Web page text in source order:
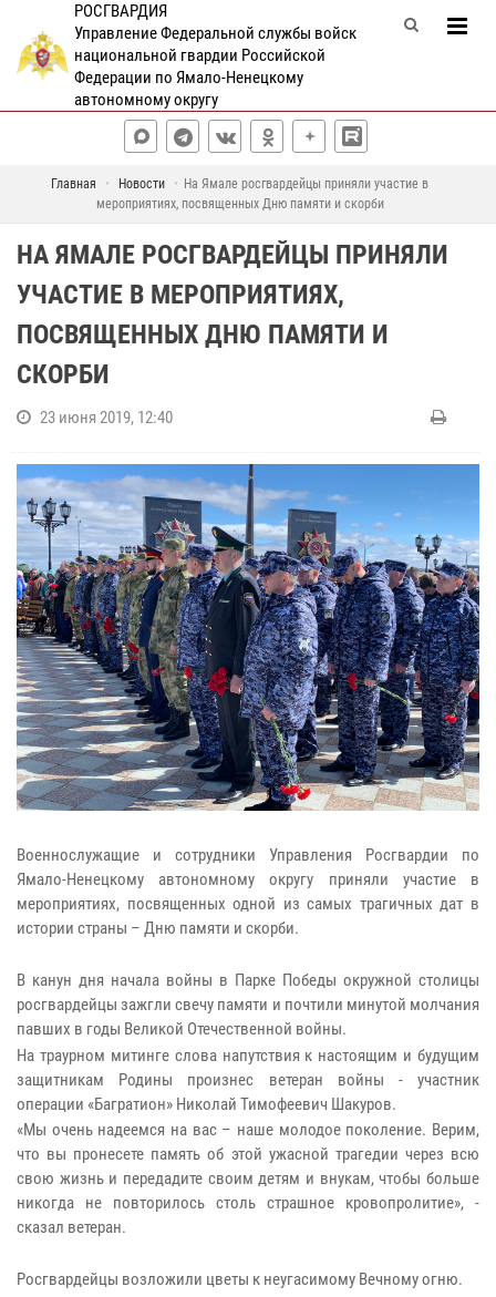
РОСГВАРДИЯ
Управление Федеральной службы войск
национальной гвардии Российской
Федерации по Ямало-Ненецкому
автономному округу
Главная Новости
На Ямале росгвардейцы приняли участие в
мероприятиях, посвященных Дню памяти и скорби
НА ЯМАЛЕ РОСГВАРДЕЙЦЫ ПРИНЯЛИ
УЧАСТИЕ В МЕРОПРИЯТИЯХ,
ПОСВЯЩЕННЫХ ДНЮ ПАМЯТИ И
СКОРБИ
23 июня 2019, 12:40
Военнослужащие и сотрудники Управления Росгвардии по
Ямало-Ненецкому автономному округу приняли участие в
мероприятиях, посвященных одной из самых трагичных дат в
истории страны – Дню памяти и скорби.
В канун дня начала войны в Парке Победы окружной столицы
росгвардейцы зажгли свечу памяти и почтили минутой молчания
павших в годы Великой Отечественной войны.
На траурном митинге слова напутствия к настоящим и будущим
защитникам Родины произнес ветеран войны - участник
операции «Багратион» Николай Тимофеевич Шакуров.
«Мы очень надеемся на вас – наше молодое поколение. Верим,
что вы пронесете память об этой ужасной трагедии через всю
свою жизнь и передадите своим детям и внукам, чтобы больше
никогда не повторилось столь страшное кровопролитие», -
сказал ветеран.
Росгвардейцы возложили цветы к неугасимому Вечному огню.